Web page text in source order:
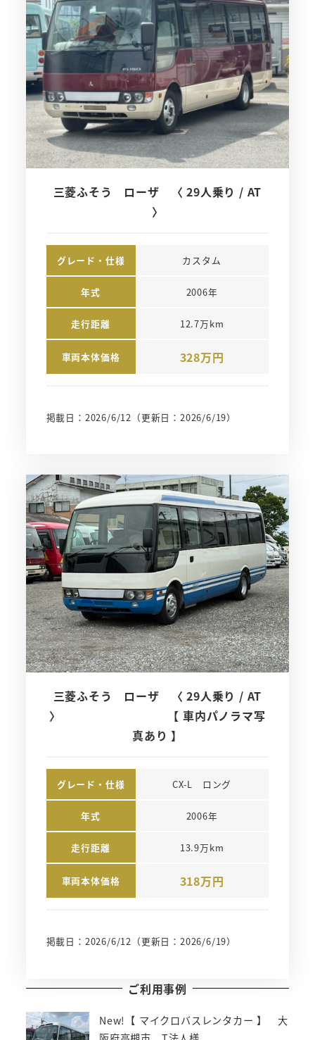
三菱ふそう ローザ 〈 29人乗り / AT
〉
グレード・仕様 カスタム
年式 2006年
走行距離 12.7万km
車両本体価格 328万円
掲載日：2026/6/12 （更新日：2026/6/19）
三菱ふそう ローザ 〈 29人乗り / AT
〉 【 車内パノラマ写
真あり 】
グレード・仕様 CX-L　ロング
年式 2006年
走行距離 13.9万km
車両本体価格 318万円
掲載日：2026/6/12 （更新日：2026/6/19）
ご利用事例
New!【 マイクロバスレンタカー 】 大